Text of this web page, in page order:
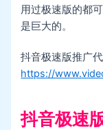
用过极速版的都
是巨大的。
抖音极速版推广
https://
抖音极速